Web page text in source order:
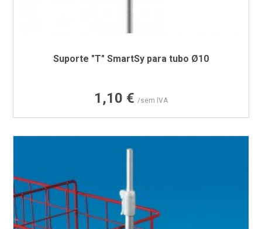
Suporte "T" SmartSy para tubo Ø10
Preço
1,10 € /sem IVA